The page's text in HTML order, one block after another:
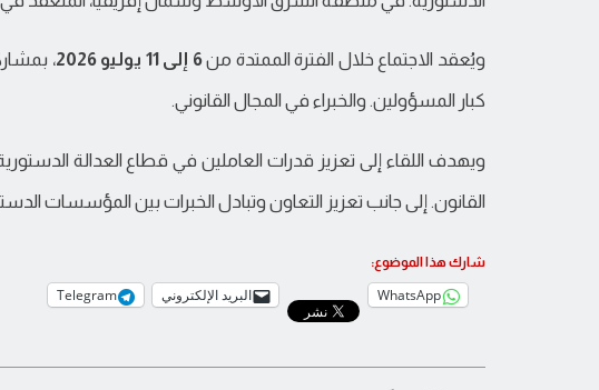
ويُعقد الاجتماع خلال الفترة الممتدة من6 إلى 11 يوليو 2026 ،
كبار المسؤولين. والخبراء في المجال القانوني.
ويهدف اللقاء إلى تعزيز قدرات العاملين في قطاع العدالة
القانون. إلى جانب تعزيز التعاون وتبادل الخبرات بين المؤسسات
شارك هذا الموضوع:
WhatsApp البريد الإلكتروني Telegram